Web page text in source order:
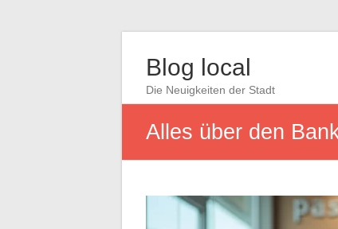
Blog local
Die Neuigkeiten der Stadt
Alles über den